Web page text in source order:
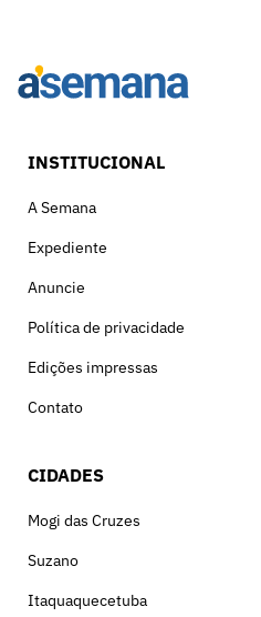
INSTITUCIONAL
A Semana
Expediente
Anuncie
Política de privacidade
Edições impressas
Contato
CIDADES
Mogi das Cruzes
Suzano
Itaquaquecetuba